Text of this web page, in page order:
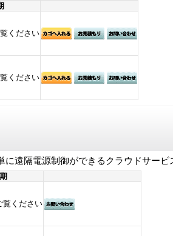
ください
ください
遠隔電源制御ができるクラウドサービ
覧ください